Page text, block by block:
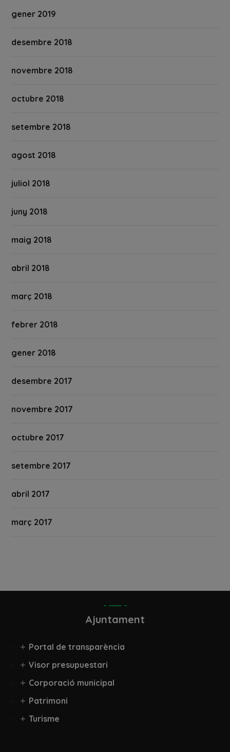
gener 2019
desembre 2018
novembre 2018
octubre 2018
setembre 2018
agost 2018
juliol 2018
juny 2018
maig 2018
abril 2018
març 2018
febrer 2018
gener 2018
desembre 2017
novembre 2017
octubre 2017
setembre 2017
abril 2017
març 2017
Ajuntament
Portal de transparència
Visor presupuestari
Corporació municipal
Patrimoni
Turisme